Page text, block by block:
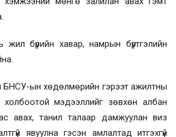
жил бүрийн хавар, намрын бүртгэлийн
БНСУ-ын хөдөлмөрийн гэрээт ажилтны
холбоотой мэдээллийг зөвхөн албан
авах, танил талаар дамжуулан виз
явуулна гэсэн амлалтад итгэхгүй